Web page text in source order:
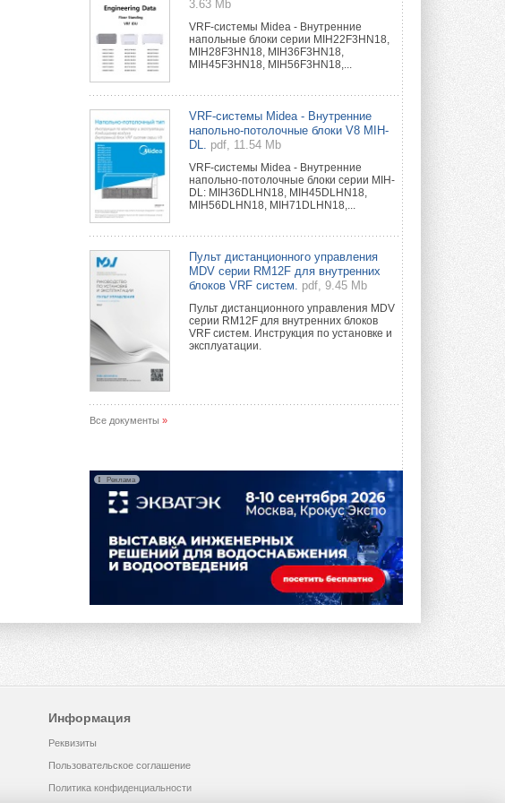
3.63 Mb
VRF-системы Midea - Внутренние
напольные блоки серии MIH22F3HN18,
MIH28F3HN18, MIH36F3HN18,
MIH45F3HN18, MIH56F3HN18,...
VRF-системы Midea - Внутренние
напольно-потолочные блоки V8 MIH-
DL.
pdf, 11.54 Mb
VRF-системы Midea - Внутренние
напольно-потолочные блоки серии MIH-
DL: MIH36DLHN18, MIH45DLHN18,
MIH56DLHN18, MIH71DLHN18,...
Пульт дистанционного управления
MDV серии RM12F для внутренних
блоков VRF систем.
pdf, 9.45 Mb
Пульт дистанционного управления MDV
серии RM12F для внутренних блоков
VRF систем. Инструкция по установке и
эксплуатации.
Все документы »
Реклама
Информация
Реквизиты
Пользовательское соглашение
Политика конфиденциальности